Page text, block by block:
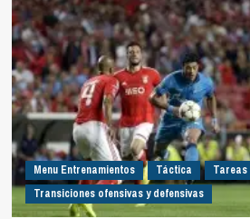
Menu Entrenamientos Táctica
Tareas
Transiciones ofensivas y defensivas